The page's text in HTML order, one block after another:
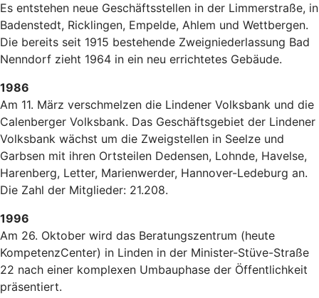
Es entstehen neue Geschäftsstellen in der Limmerstraße, in
Badenstedt, Ricklingen, Empelde, Ahlem und Wettbergen.
Die bereits seit 1915 bestehende Zweigniederlassung Bad
Nenndorf zieht 1964 in ein neu errichtetes Gebäude.
1986
Am 11. März verschmelzen die Lindener Volksbank und die
Calenberger Volksbank. Das Geschäftsgebiet der Lindener
Volksbank wächst um die Zweigstellen in Seelze und
Garbsen mit ihren Ortsteilen Dedensen, Lohnde, Havelse,
Harenberg, Letter, Marienwerder, Hannover-Ledeburg an.
Die Zahl der Mitglieder: 21.208.
1996
Am 26. Oktober wird das Beratungszentrum (heute
KompetenzCenter) in Linden in der Minister-Stüve-Straße
22 nach einer komplexen Umbauphase der Öffentlichkeit
präsentiert.